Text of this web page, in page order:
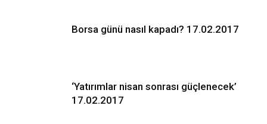
Borsa günü nasıl kapadı? 17.02.2017
‘Yatırımlar nisan sonrası güçlenecek’
17.02.2017